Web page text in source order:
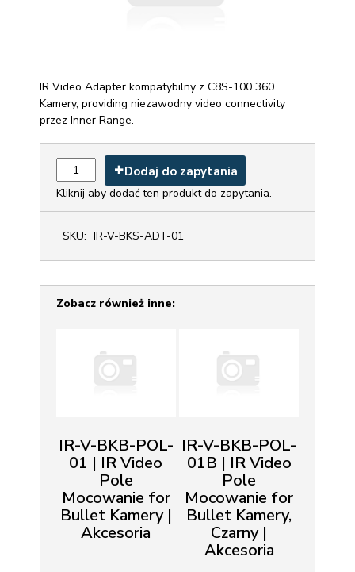
IR Video Adapter kompatybilny z C8S-100 360
Kamery, providing niezawodny video connectivity
przez Inner Range.
Dodaj do zapytania
Kliknij aby dodać ten produkt do zapytania.
SKU: IR-V-BKS-ADT-01
Zobacz również inne:
IR-V-BKB-POL-
01 | IR Video
Pole
Mocowanie for
Bullet Kamery |
Akcesoria
IR-V-BKB-POL-
01B | IR Video
Pole
Mocowanie for
Bullet Kamery,
Czarny |
Akcesoria